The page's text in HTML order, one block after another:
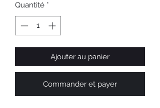
Quantité *
Ajouter au panier
Commander et payer